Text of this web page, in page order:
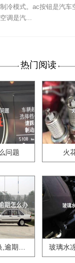
冷模式。ac按钮是汽车
调是汽...
热门阅读
问题 火
驾驶证到期没有换,逾期怎么办?? 玻璃水